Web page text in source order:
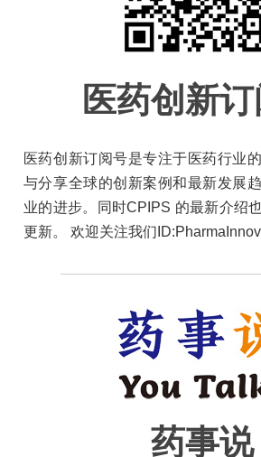
医药创新
医药创新订阅号是专注于医药行业
与分享全球的创新案例和最新发展
业的进步。同时CPIPS 的最新介绍
更新。 欢迎关注我们
药事说